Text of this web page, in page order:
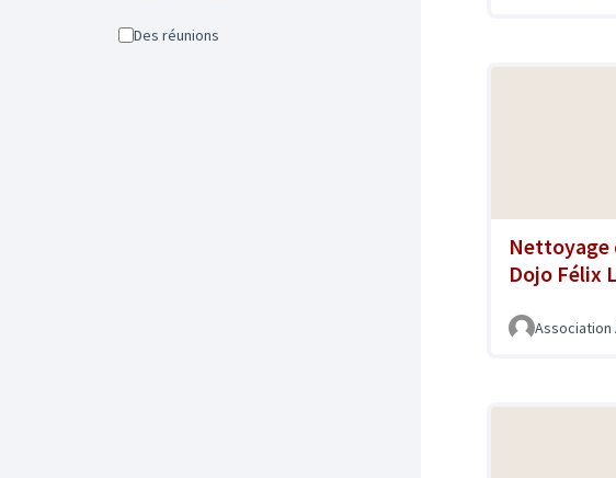
Des réunions
Nettoyage
Dojo Félix
Association